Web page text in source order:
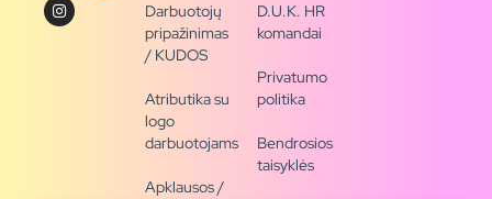
Darbuotojų
pripažinimas
/ KUDOS
Atributika su
logo
darbuotojams
Apklausos /
D.U.K. HR
komandai
Privatumo
politika
Bendrosios
taisyklės